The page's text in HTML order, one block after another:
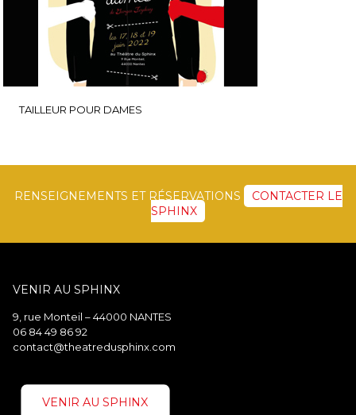
TAILLEUR POUR DAMES
RENSEIGNEMENTS ET RÉSERVATIONS
CONTACTER LE
SPHINX
VENIR AU SPHINX
9, rue Monteil – 44000 NANTES
06 84 49 86 92
contact@theatredusphinx.com
VENIR AU SPHINX